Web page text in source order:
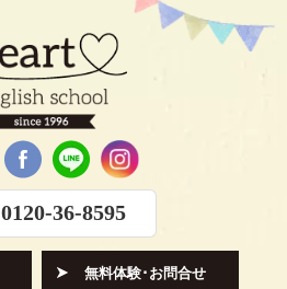
0120-36-8595
無料体験･お問合せ